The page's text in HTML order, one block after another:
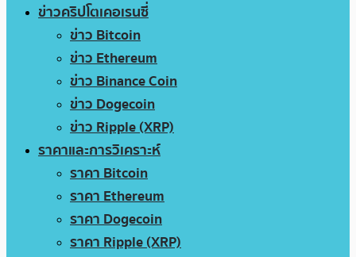
ข่าวคริปโตเคอเรนซี่
ข่าว Bitcoin
ข่าว Ethereum
ข่าว Binance Coin
ข่าว Dogecoin
ข่าว Ripple (XRP)
ราคาและการวิเคราะห์
ราคา Bitcoin
ราคา Ethereum
ราคา Dogecoin
ราคา Ripple (XRP)